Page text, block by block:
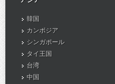
韓国
カンボジア
シンガポール
タイ王国
台湾
中国